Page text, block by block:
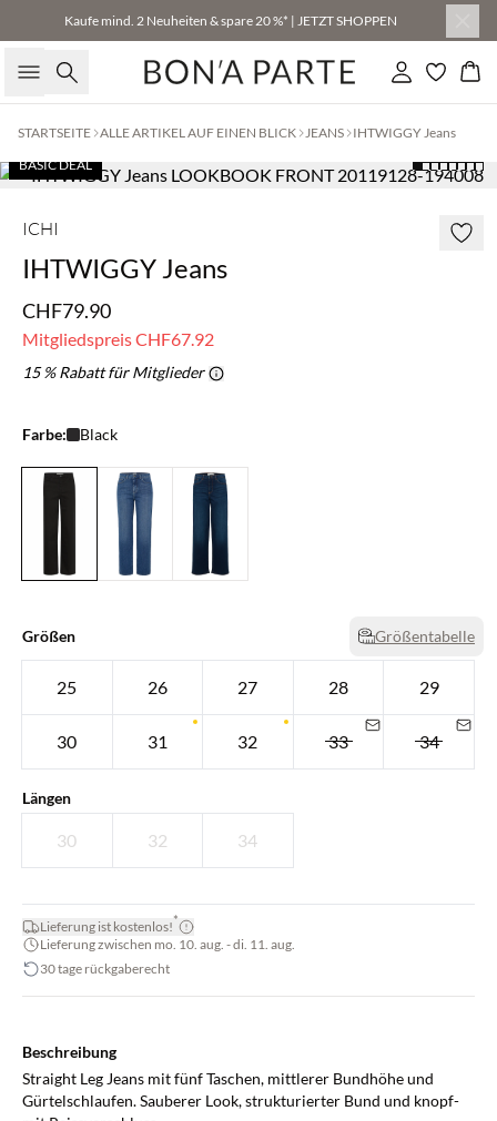
Kaufe mind. 2 Neuheiten & spare 20 %* | JETZT SHOPPEN
Suche Einloggen
STARTSEITE ALLE ARTIKEL AUF EINEN BLICK JEANS IHTWIGGY Jeans
BASIC DEAL
ICHI
IHTWIGGY Jeans
CHF79.90
MitgliedspreisCHF67.92
15 % Rabatt für Mitglieder
Farbe: Black
Größen Größentabelle
25 26 27 28 29
30 31 32 33 34
Längen
30 32 34
Lieferung ist kostenlos!*
Lieferung zwischen mo. 10. aug. - di. 11. aug.
30 tage rückgaberecht
Beschreibung
Straight Leg Jeans mit fünf Taschen, mittlerer Bundhöhe und
Gürtelschlaufen. Sauberer Look, strukturierter Bund und knopf-